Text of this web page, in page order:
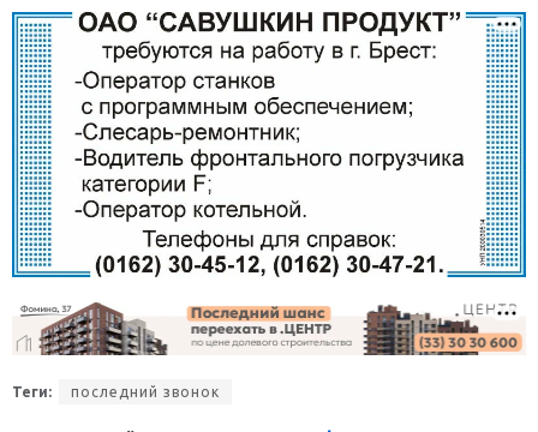
Теги: последний звонок